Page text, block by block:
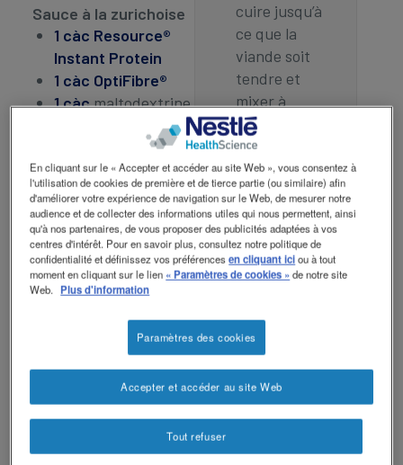
Sauce à la zurichoise
1 càc Resource®
Instant Protein
1 càc OptiFibre®
1 càcmaltodextrine
(poudre de glucides
20 g Oignons
100 g Champignons
1 càs Huile de colza
1 càs Vin blanc
1 dl Crème entière
1 pincée Sel
blanc, moulu
Spaghetti
100 g Semoule de
1 càc Sel
cuire jusqu’à
ce que la
viande soit
tendre et
mixer à
chaud.
avec
ThickenUP®
Clear jusqu’à
la consistance
souhaitée,
et passer la
masse de
viande au
tamis, la
un moule
En cliquant sur le « Accepter et accéder au site Web », vous consentez à
l'utilisation de cookies de première et de tierce partie (ou similaire) afin
d'améliorer votre expérience de navigation sur le Web, de mesurer notre
audience et de collecter des informations utiles qui nous permettent, ainsi
qu'à nos partenaires, de vous proposer des publicités adaptées à vos
centres d'intérêt. Pour en savoir plus, consultez notre politique de
confidentialité et définissez vos préférencesen cliquant iciou à tout
moment en cliquant sur le lien « Paramètres de cookies »de notre site
Web. Plus d'information
Paramètres des cookies
Tout refuser
Accepter et accéder au site Web